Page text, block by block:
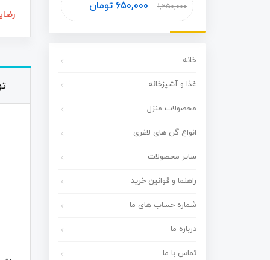
خانه
غذا و آشپزخانه
محصولات منزل
انواع گن های لاغری
سایر محصولات
راهنما و قوانین خرید
شماره حساب های ما
درباره ما
تماس با ما
1,250,000
650,000 تومان